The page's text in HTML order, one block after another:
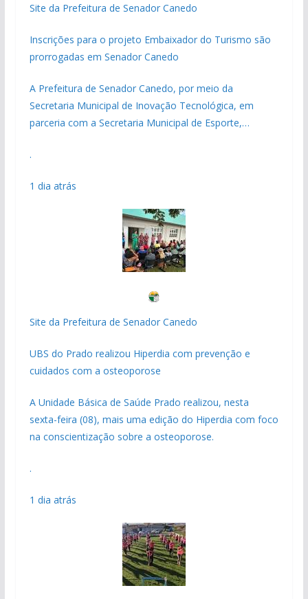
Site da Prefeitura de Senador Canedo
Inscrições para o projeto Embaixador do Turismo são
prorrogadas em Senador Canedo
A Prefeitura de Senador Canedo, por meio da
Secretaria Municipal de Inovação Tecnológica, em
parceria com a Secretaria Municipal de Esporte,…
.
1 dia atrás
Site da Prefeitura de Senador Canedo
UBS do Prado realizou Hiperdia com prevenção e
cuidados com a osteoporose
A Unidade Básica de Saúde Prado realizou, nesta
sexta-feira (08), mais uma edição do Hiperdia com foco
na conscientização sobre a osteoporose.
.
1 dia atrás